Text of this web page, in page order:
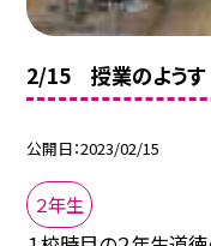
2/15 授業のようす
公開日 2023/02/15
２年生